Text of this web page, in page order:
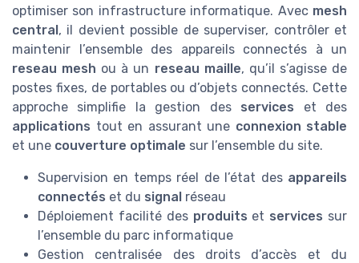
optimiser son infrastructure informatique. Avec mesh
central, il devient possible de superviser, contrôler et
maintenir l’ensemble des appareils connectés à un
reseau mesh ou à un reseau maille, qu’il s’agisse de
postes fixes, de portables ou d’objets connectés. Cette
approche simplifie la gestion des services et des
applications tout en assurant une connexion stable
et une couverture optimale sur l’ensemble du site.
Supervision en temps réel de l’état des appareils
connectés et du signal réseau
Déploiement facilité des produits et services sur
l’ensemble du parc informatique
Gestion centralisée des droits d’accès et du